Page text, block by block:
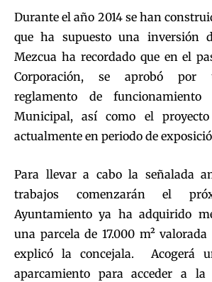
Durante el año 2014 se han
que ha supuesto una inversión
Mezcua ha recordado que en el
Corporación, se aprobó por
reglamento de funcionamiento
Municipal, así como el
actualmente en periodo de
Para llevar a cabo la señalada
trabajos comenzarán el
Ayuntamiento ya ha adquirido
una parcela de 17.000 m²
explicó la concejala. Acogerá
aparcamiento para acceder a